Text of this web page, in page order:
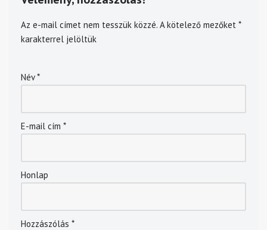
Az e-mail címet nem tesszük közzé. A kötelező mezőket *
karakterrel jelöltük
Név*
E-mail cím *
Honlap
Hozzászólás *